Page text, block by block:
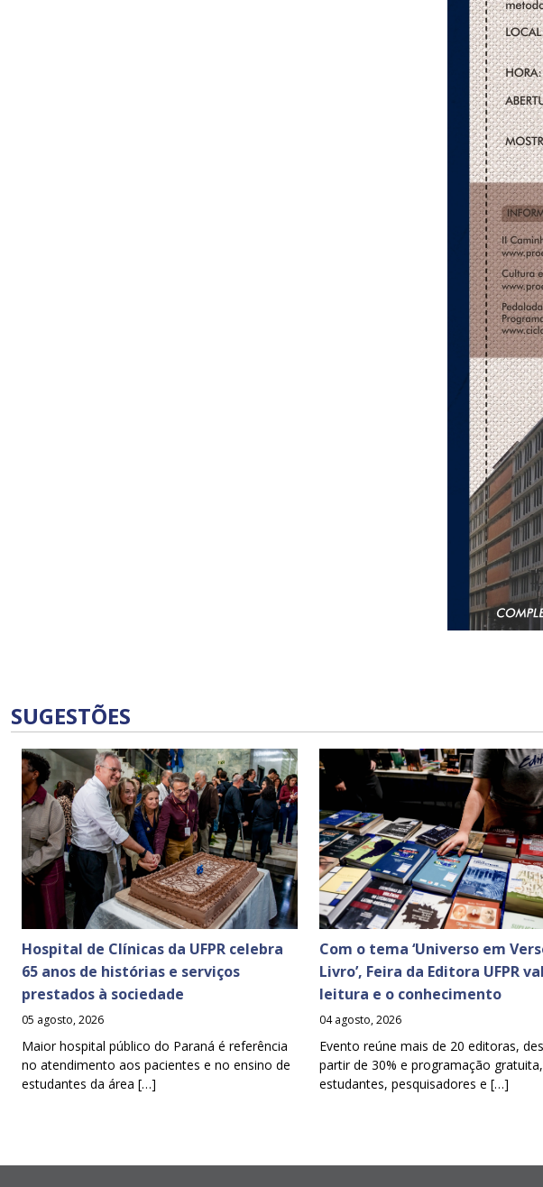
SUGESTÕES
Hospital de Clínicas da UFPR celebra
65 anos de histórias e serviços
prestados à sociedade
05 agosto, 2026
Maior hospital público do Paraná é referência
no atendimento aos pacientes e no ensino de
estudantes da área […]
Com o tema ‘Universo em
Livro’, Feira da Editora UFPR
leitura e o conhecimento
04 agosto, 2026
Evento reúne mais de 20 editoras,
partir de 30% e programação
estudantes, pesquisadores e […]